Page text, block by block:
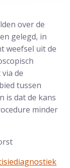
over de
gelegd, in
weefsel uit de
de
tussen
is dat de kans
minder